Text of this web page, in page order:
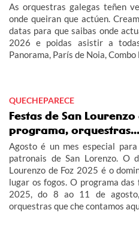
As orquestras galegas teñen
onde queiran que actúen.
datas para que saibas onde
2026 e poidas asistir a
Panorama, París de Noia,
QUECHEPARECE
Festas de San
programa, orquestras...
Agosto é un mes especial
patronais de San Lorenzo. O
Lourenzo de Foz 2025 é o
lugar os fogos. O programa das
2025, do 8 ao 11 de
orquestras que che contamos